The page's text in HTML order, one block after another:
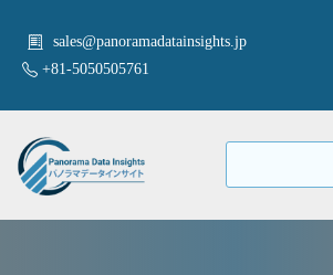
sales@panoramadatainsights.jp
+81-5050505761